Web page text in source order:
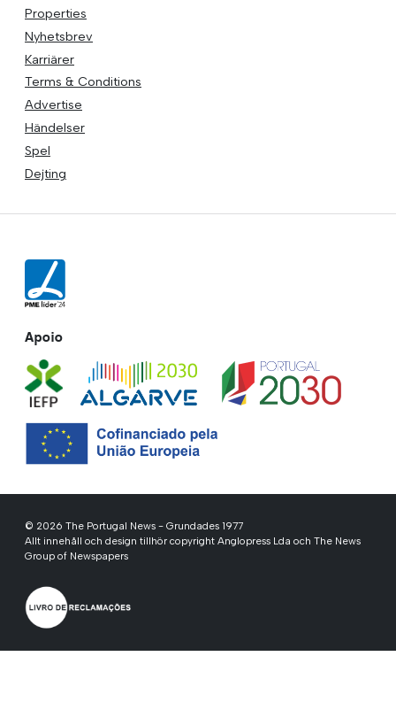
Properties
Nyhetsbrev
Karriärer
Terms & Conditions
Advertise
Händelser
Spel
Dejting
Apoio
© 2026 The Portugal News - Grundades 1977
Allt innehåll och design tillhör copyright Anglopress Lda och The News
Group of Newspapers